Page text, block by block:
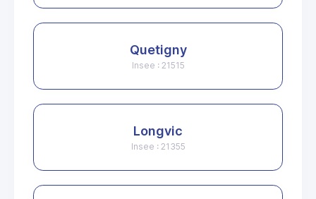
Quetigny
Insee : 21515
Longvic
Insee : 21355